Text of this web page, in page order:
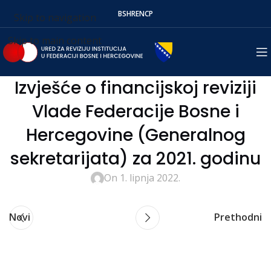
Skip to navigation
Skip to main content
BSHRENСР
Izvješće o financijskoj reviziji
Vlade Federacije Bosne i
Hercegovine (Generalnog
sekretarijata) za 2021. godinu
On 1. lipnja 2022.
Novi Prethodni